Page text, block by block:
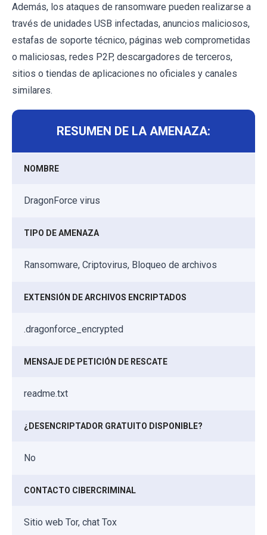
Además, los ataques de ransomware pueden realizarse a
través de unidades USB infectadas, anuncios maliciosos,
estafas de soporte técnico, páginas web comprometidas
o maliciosas, redes P2P, descargadores de terceros,
sitios o tiendas de aplicaciones no oficiales y canales
similares.
RESUMEN DE LA AMENAZA:
NOMBRE
DragonForce virus
TIPO DE AMENAZA
Ransomware, Criptovirus, Bloqueo de archivos
EXTENSIÓN DE ARCHIVOS ENCRIPTADOS
.dragonforce_encrypted
MENSAJE DE PETICIÓN DE RESCATE
readme.txt
¿DESENCRIPTADOR GRATUITO DISPONIBLE?
No
CONTACTO CIBERCRIMINAL
Sitio web Tor, chat Tox